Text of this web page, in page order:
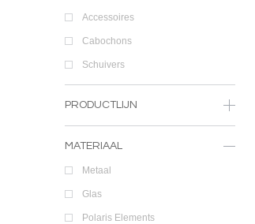
Accessoires
Cabochons
Schuivers
PRODUCTLIJN
MATERIAAL
Metaal
Glas
Polaris Elements